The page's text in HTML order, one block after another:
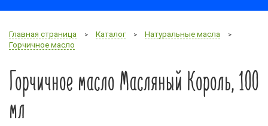
Главная страница > Каталог > Натуральные масла >
Горчичное масло
Горчичное масло Масляный Король, 100
мл